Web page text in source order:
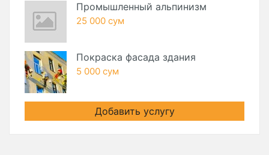
Промышленный альпинизм
25 000 сум
Покраска фасада здания
5 000 сум
Добавить услугу